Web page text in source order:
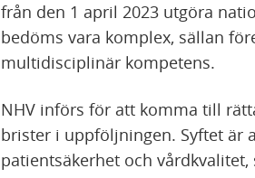
från den 1 april 2023 utgöra
bedöms vara komplex, sällan
multidisciplinär kompetens.
NHV införs för att komma till
brister i uppföljningen. Syftet är
patientsäkerhet och